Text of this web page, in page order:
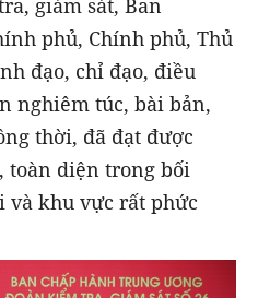
phủ, Chính phủ, Thủ
đạo, chỉ đạo, điều
nghiêm túc, bài bản,
thời, đã đạt được
toàn diện trong bối
khu vực rất phức